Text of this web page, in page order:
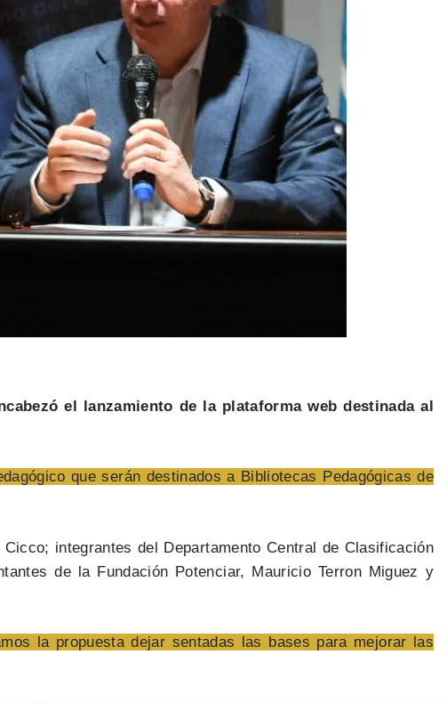
el lanzamiento de la plataforma web destinada al
que serán destinados a Bibliotecas Pedagógicas de
integrantes del Departamento Central de Clasificación
de la Fundación Potenciar, Mauricio Terron Miguez y
la propuesta dejar sentadas las bases para mejorar las